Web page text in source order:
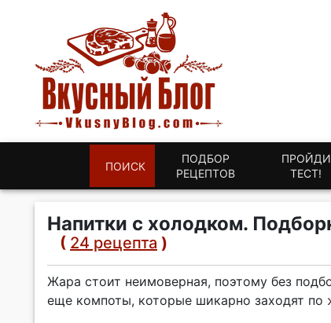
ПОИСК
ПОДБОР
РЕЦЕПТОВ
ПРОЙДИ
ТЕСТ!
Напитки с холодком.
( 24 рецепта )
Жара стоит неимоверная, поэтому без
еще компоты, которые шикарно заходят по